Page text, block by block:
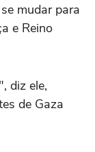
mudar para
e Reino
diz ele,
de Gaza